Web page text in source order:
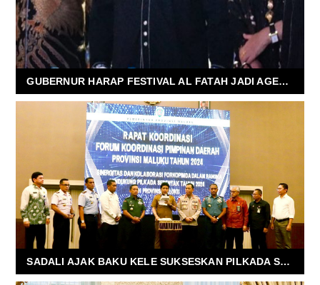
GUBERNUR HARAP FESTIVAL AL FATAH JADI AGENDA TAHUNAN
SADALI AJAK BAKU KELE SUKSESKAN PILKADA SERENTAK